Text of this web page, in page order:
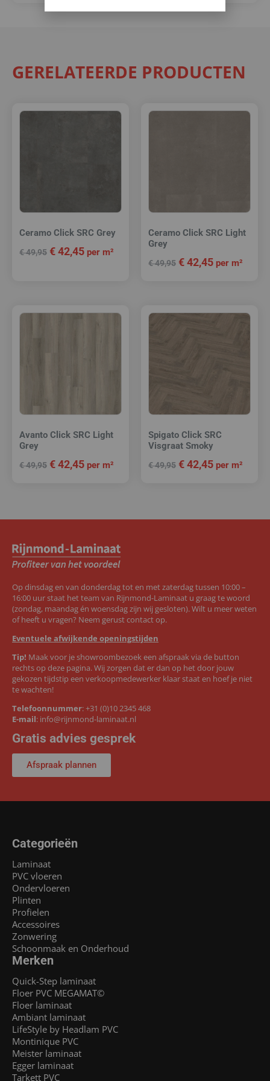
GERELATEERDE PRODUCTEN
Ceramo Click SRC Grey
€49,95 €42,45 per m²
Ceramo Click SRC Light
Grey
€49,95 €42,45 per m²
Avanto Click SRC Light
Grey
€49,95 €42,45 per m²
Spigato Click SRC
Visgraat Smoky
€49,95 €42,45 per m²
Op dinsdag en van donderdag tot en met zaterdag tussen 10:00 –
16:00 uur staat het team van Rijnmond-Laminaat u graag te woord
(zondag, maandag én woensdag zijn wij gesloten). Wilt u meer weten
of heeft u vragen? Neem gerust contact op.
Eventuele afwijkende openingstijden
Tip! Maak voor je showroombezoek een afspraak via de button
rechts op deze pagina. Wij zorgen dat er dan op het door jouw
gekozen tijdstip een verkoopmedewerker klaar staat en hoef je niet
te wachten!
Telefoonnummer:+31 (0)10 2345 468
E-mail: info@rijnmond-laminaat.nl
Gratis advies gesprek
Afspraak plannen
Categorieën
Laminaat
PVC vloeren
Ondervloeren
Plinten
Profielen
Accessoires
Zonwering
Schoonmaak en Onderhoud
Merken
Quick-Step laminaat
Floer PVC MEGAMAT©
Floer laminaat
Ambiant laminaat
LifeStyle by Headlam PVC
Montinique PVC
Meister laminaat
Egger laminaat
Tarkett PVC